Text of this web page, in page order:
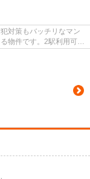
対策もバッチリなマン
物件です。2駅利用可能